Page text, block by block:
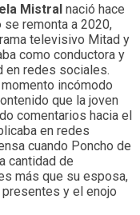
Mistral nació hace
remonta a 2020,
televisivo Mitad y
como conductora y
en redes sociales.
incómodo
que la joven
comentarios hacia el
en redes
cuando Poncho de
cantidad de
más que su esposa,
y el enojo